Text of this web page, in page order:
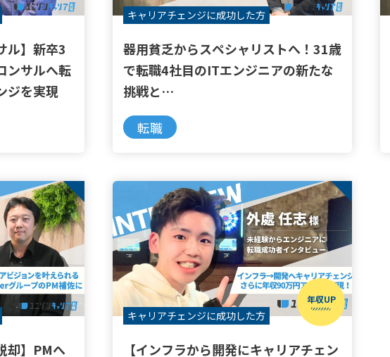
ル】新卒3
ンサルへ転
ジを実現
キャリアチェンジに成功した方
器用貧乏からスペシャリストへ！31歳
で転職4社目のITエンジニアの新たな
挑戦と
は
転職
却】PMへ
キャリアチェンジに成功した方
年収UP
【インフラから開発にキャリアチェン